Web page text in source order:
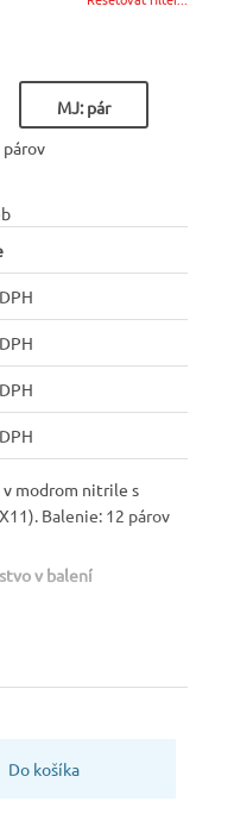
MJ: pár
v modrom nitrile s
Balenie: 12 párov
v balení
Do košíka